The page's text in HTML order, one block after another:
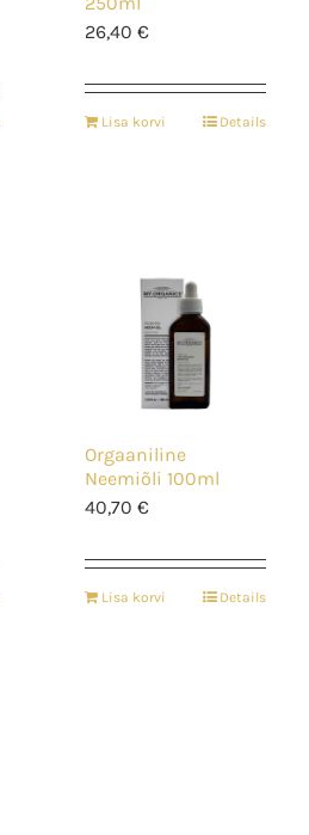
26,40 €
Lisa korvi Details
Orgaaniline
Neemiõli 100ml
40,70 €
Lisa korvi Details